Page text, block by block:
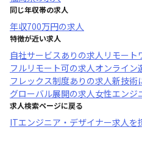
同じ年収帯の求人
年収700万円の求人
特徴が近い求人
自社サービスあり の求人 リモート
フルリモート可の求人オンライン
フレックス制度あり の求人新技術
グローバル展開の求人女性エンジ
求人検索ページに戻る
ITエンジニア・デザイナー求人を